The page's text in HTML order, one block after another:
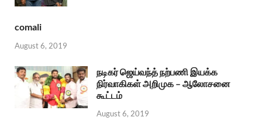
comali
August 6, 2019
நடிகர் ஜெய்வந்த் நற்பணி இயக்க
நிர்வாகிகள் அறிமுக – ஆலோசனை
கூட்டம்
August 6, 2019